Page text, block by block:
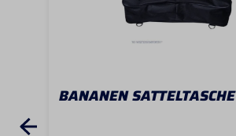
BANANEN SATTELTASCHE